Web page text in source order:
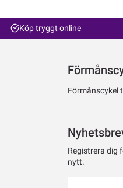
Köp tryggt online
Förmånscykel
Registrera dig
nytt.